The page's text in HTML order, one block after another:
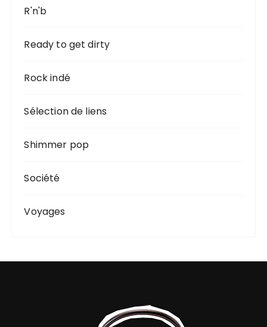
R'n'b
Ready to get dirty
Rock indé
Sélection de liens
Shimmer pop
Société
Voyages